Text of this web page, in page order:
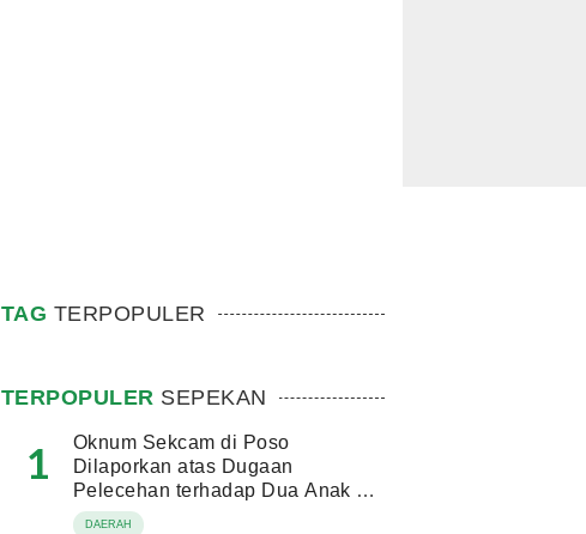
TAG TERPOPULER
TERPOPULER SEPEKAN
1
Oknum Sekcam di Poso
Dilaporkan atas Dugaan
Pelecehan terhadap Dua Anak di
Bawah Umur
DAERAH